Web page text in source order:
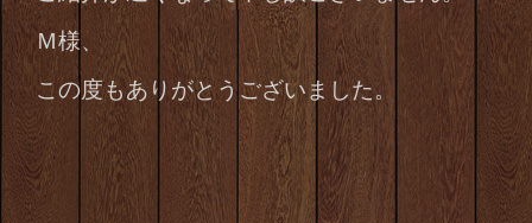
Ｍ様、
この度もありがとうございました。